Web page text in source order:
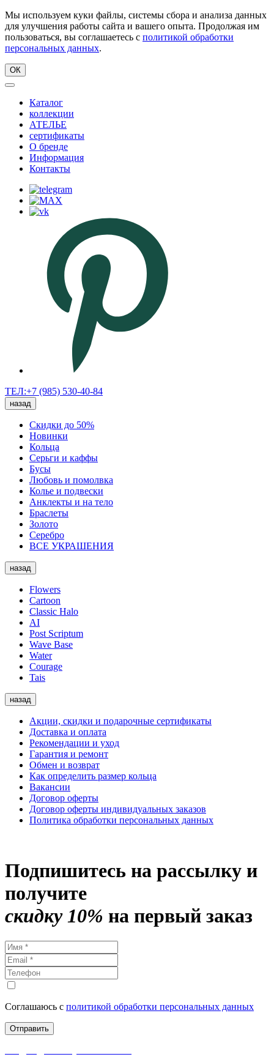
Мы используем куки файлы, системы сбора и анализа данных
для улучшения работы сайта и вашего опыта. Продолжая им
пользоваться, вы соглашаетесь с политикой обработки
персональных данных.
ОК
Каталог
коллекции
АТЕЛЬЕ
сертификаты
О бренде
Информация
Контакты
ТЕЛ:+7 (985) 530-40-84
назад
Скидки до 50%
Новинки
Кольца
Серьги и каффы
Бусы
Любовь и помолвка
Колье и подвески
Анклекты и на тело
Браслеты
Золото
Серебро
ВСЕ УКРАШЕНИЯ
назад
Flowers
Cartoon
Classic Halo
AI
Post Scriptum
Wave Base
Water
Courage
Tais
назад
Акции, скидки и подарочные сертификаты
Доставка и оплата
Рекомендации и уход
Гарантия и ремонт
Обмен и возврат
Как определить размер кольца
Вакансии
Договор оферты
Договор оферты индивидуальных заказов
Политика обработки персональных данных
Подпишитесь на рассылку и
получите
скидку 10% на первый заказ
Соглашаюсь с политикой обработки персональных данных